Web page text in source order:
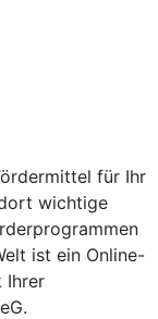
für Ihr
wichtige
ist ein Online-
Ihrer